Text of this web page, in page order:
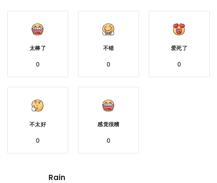
太棒了
0
不错
0
爱死了
0
不太好
0
感觉很糟
0
Rain